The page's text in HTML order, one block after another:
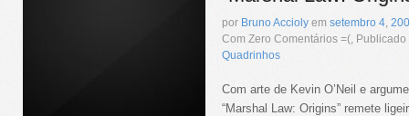
por Bruno Accioly em setembro 4
Com Zero Comentários =(,
Quadrinhos
Com arte de Kevin O’Neil e
“Marshal Law: Origins” remete